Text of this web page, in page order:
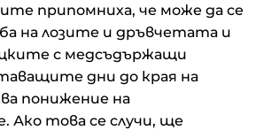
припомниха, че може да се
на лозите и дръвчетата и
с медсъдържащи
дни до края на
понижение на
това се случи, ще